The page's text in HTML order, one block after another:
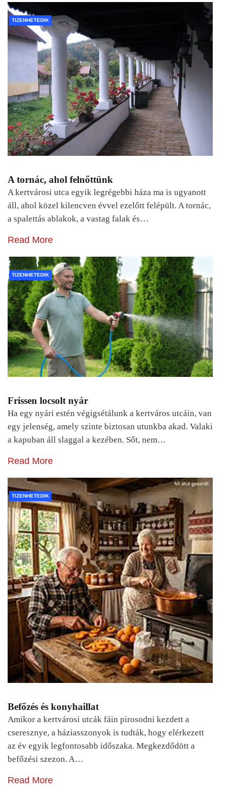
TIZENHETEDIK
A tornác, ahol felnőttünk
A kertvárosi utca egyik legrégebbi háza ma is ugyanott
áll, ahol közel kilencven évvel ezelőtt felépült. A tornác,
a spalettás ablakok, a vastag falak és…
Read More
TIZENHETEDIK
Frissen locsolt nyár
Ha egy nyári estén végigsétálunk a kertváros utcáin, van
egy jelenség, amely szinte biztosan utunkba akad. Valaki
a kapuban áll slaggal a kezében. Sőt, nem…
Read More
TIZENHETEDIK
Befőzés és konyhaillat
Amikor a kertvárosi utcák fáin pirosodni kezdett a
cseresznye, a háziasszonyok is tudták, hogy elérkezett
az év egyik legfontosabb időszaka. Megkezdődött a
befőzési szezon. A…
Read More